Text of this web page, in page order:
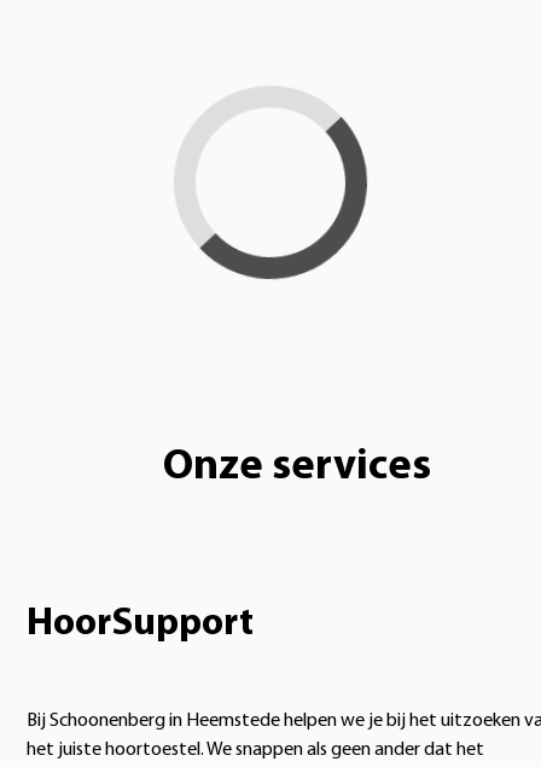
Loading...
Onze services
HoorSupport
Bij Schoonenberg in Heemstede helpen we je bij het uitzoeken
het juiste hoortoestel. We snappen als geen ander dat het